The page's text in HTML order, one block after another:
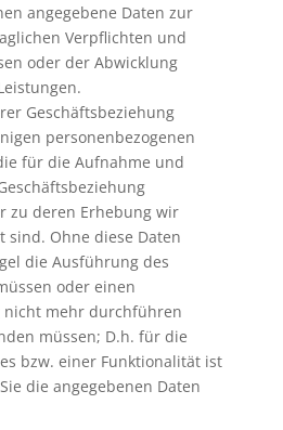
angegebene Daten zur
Verpflichten und
oder der Abwicklung
Geschäftsbeziehung
personenbezogenen
für die Aufnahme und
zu deren Erhebung wir
sind. Ohne diese Daten
die Ausführung des
oder einen
nicht mehr durchführen
müssen; D.h. für die
bzw. einer Funktionalität ist
die angegebenen Daten